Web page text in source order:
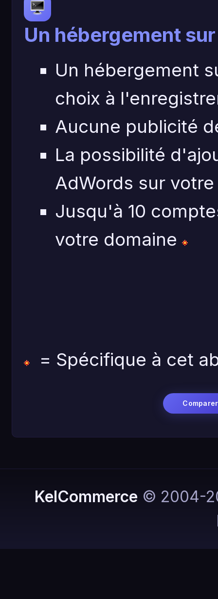
Un hébergement
Un hébergement
choix à
Aucune publicité
La possibilité
AdWords sur
Jusqu'à 10
votre domaine
= Spécifique à cet
KelCommerce © 2004-